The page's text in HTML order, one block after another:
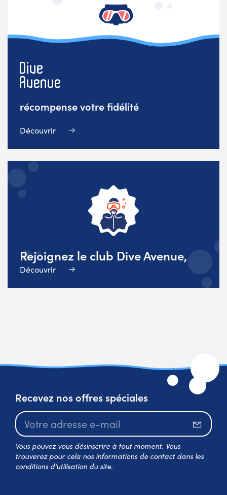
récompense votre fidélité
Découvrir
Rejoignez le club Dive Avenue,
Découvrir
Recevez nos offres spéciales
Vous pouvez vous désinscrire à tout moment. Vous
trouverez pour cela nos informations de contact dans les
conditions d'utilisation du site.